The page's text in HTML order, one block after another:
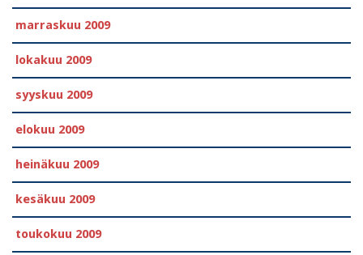
marraskuu 2009
lokakuu 2009
syyskuu 2009
elokuu 2009
heinäkuu 2009
kesäkuu 2009
toukokuu 2009